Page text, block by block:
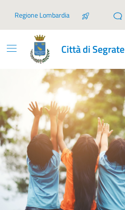
Regione Lombardia
Città di Segrate